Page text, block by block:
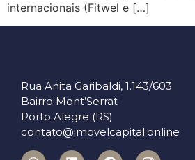
internacionais (Fitwel e […]
Rua Anita Garibaldi, 1.143/603
Bairro Mont’Serrat
Porto Alegre (RS)
contato@imovelcapital.online